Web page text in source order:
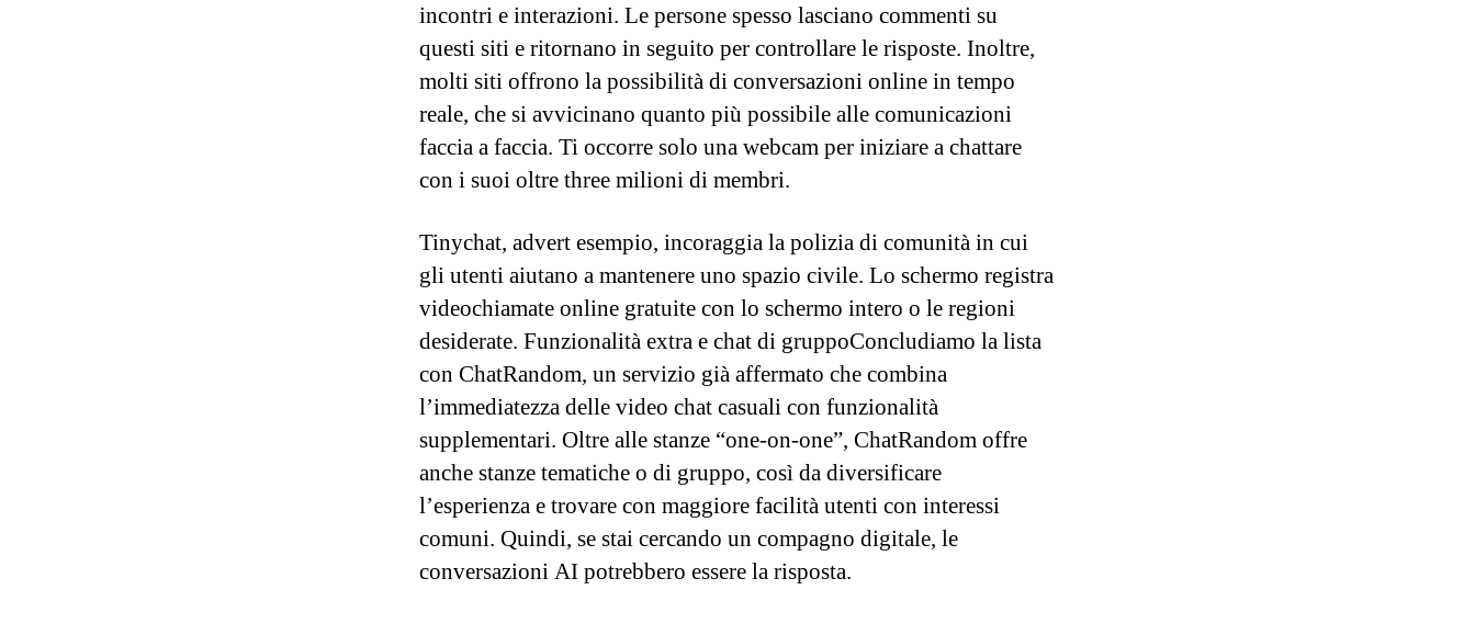
incontri e interazioni. Le persone spesso lasciano commenti su
questi siti e ritornano in seguito per controllare le risposte. Inoltre,
molti siti offrono la possibilità di conversazioni online in tempo
reale, che si avvicinano quanto più possibile alle comunicazioni
faccia a faccia. Ti occorre solo una webcam per iniziare a chattare
con i suoi oltre three milioni di membri.
Tinychat, advert esempio, incoraggia la polizia di comunità in cui
gli utenti aiutano a mantenere uno spazio civile. Lo schermo registra
videochiamate online gratuite con lo schermo intero o le regioni
desiderate. Funzionalità extra e chat di gruppoConcludiamo la lista
con ChatRandom, un servizio già affermato che combina
l’immediatezza delle video chat casuali con funzionalità
supplementari. Oltre alle stanze “one-on-one”, ChatRandom offre
anche stanze tematiche o di gruppo, così da diversificare
l’esperienza e trovare con maggiore facilità utenti con interessi
comuni. Quindi, se stai cercando un compagno digitale, le
conversazioni AI potrebbero essere la risposta.